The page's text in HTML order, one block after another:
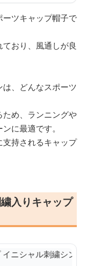
ツキャップ帽子で
おり、風通しが良
、どんなスポーツ
め、ランニングや
に最適です。
持されるキャップ
入りキャップ